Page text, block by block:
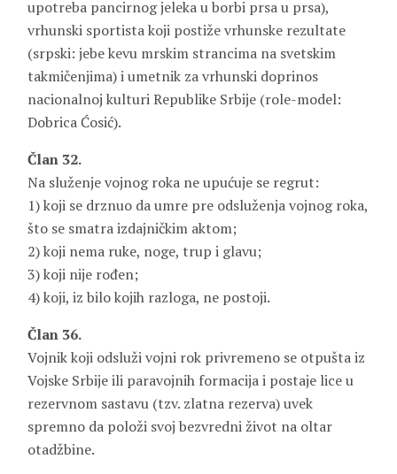
upotreba pancirnog jeleka u borbi prsa u prsa),
vrhunski sportista koji postiže vrhunske rezultate
(srpski: jebe kevu mrskim strancima na svetskim
takmičenjima) i umetnik za vrhunski doprinos
nacionalnoj kulturi Republike Srbije (role-model:
Dobrica Ćosić).
Član 32.
Na služenje vojnog roka ne upućuje se regrut:
1) koji se drznuo da umre pre odsluženja vojnog roka,
što se smatra izdajničkim aktom;
2) koji nema ruke, noge, trup i glavu;
3) koji nije rođen;
4) koji, iz bilo kojih razloga, ne postoji.
Član 36.
Vojnik koji odsluži vojni rok privremeno se otpušta iz
Vojske Srbije ili paravojnih formacija i postaje lice u
rezervnom sastavu (tzv. zlatna rezerva) uvek
spremno da položi svoj bezvredni život na oltar
otadžbine.